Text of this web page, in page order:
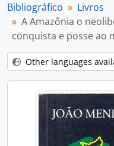
Bibliográfico
Livros
A Amazônia o
conquista e posse ao
Other languages